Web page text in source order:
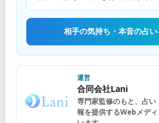
相手の気持ち・本音の占
運営
合同会社Lani
専門家監修のもと、占
報を提供するWebメデ